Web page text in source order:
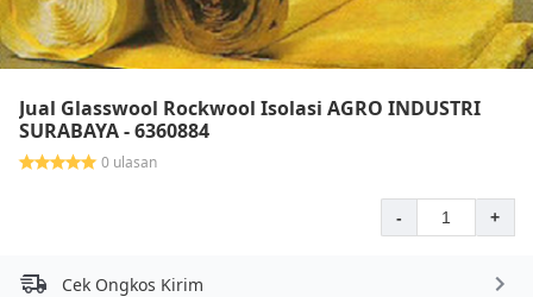
Jual Glasswool Rockwool Isolasi AGRO INDUSTRI
SURABAYA - 6360884
0 ulasan
- +
Cek Ongkos Kirim